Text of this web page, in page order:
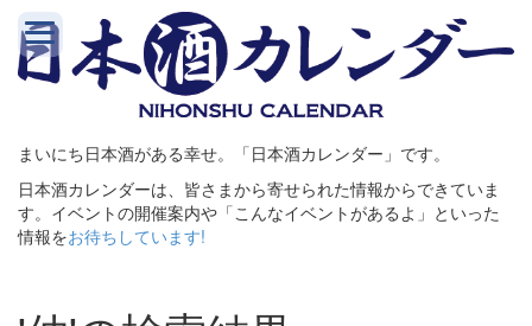
まいにち日本酒がある幸せ。「日本酒カレンダー」です。
日本酒カレンダーは、皆さまから寄せられた情報からできていま
す。イベントの開催案内や「こんなイベントがあるよ」といった
情報をお待ちしています!